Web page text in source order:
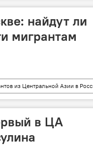
найдут ли
мигрантам
из Центральной Азии в
в ЦА